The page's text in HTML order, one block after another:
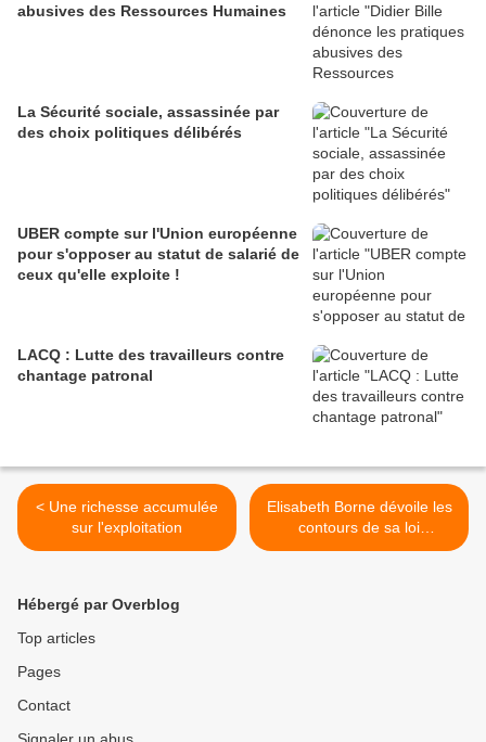
abusives des Ressources Humaines
La Sécurité sociale, assassinée par
des choix politiques délibérés
UBER compte sur l'Union européenne
pour s'opposer au statut de salarié de
ceux qu'elle exploite !
LACQ : Lutte des travailleurs contre
chantage patronal
< Une richesse accumulée
sur l'exploitation
Elisabeth Borne dévoile les
contours de sa loi
d'orientation des mobilités
Hébergé par Overblog
Top articles
Pages
Contact
Signaler un abus